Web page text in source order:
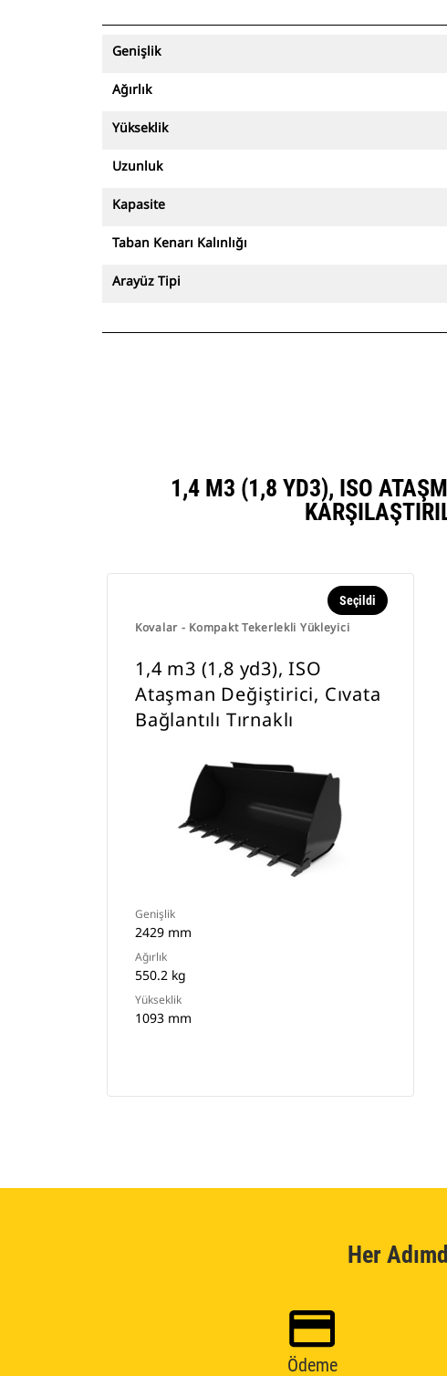
Genişlik
Ağırlık
Yükseklik
Uzunluk
Kapasite
Taban Kenarı Kalınlığı
Arayüz Tipi
1,4 M3 (1,8 YD3), ISO
Kovalar - Kompakt Tekerlekli Yükleyici
Seçildi
1,4 m3 (1,8 yd3), ISO
Ataşman Değiştirici, Cıvata
Bağlantılı Tırnaklı
Genişlik
2429 mm
Ağırlık
550.2 kg
Yükseklik
1093 mm
Her
Ödeme